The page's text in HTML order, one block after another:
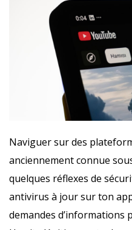
Naviguer sur des
anciennement connue
quelques réflexes de
antivirus à jour sur ton
demandes d’informations